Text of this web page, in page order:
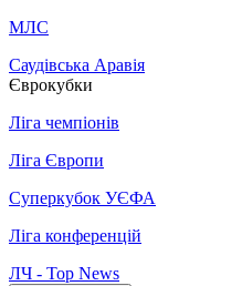
МЛС
Саудівська Аравія
Єврокубки
Ліга чемпіонів
Ліга Європи
Суперкубок УЄФА
Ліга конференцій
ЛЧ - Top News